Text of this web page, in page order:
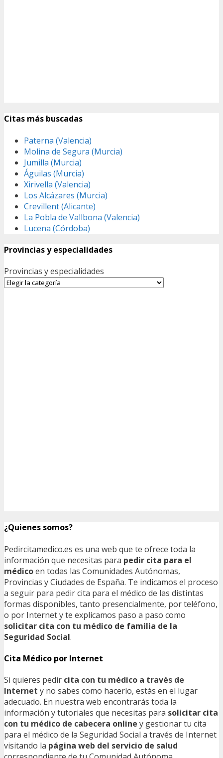
Citas más buscadas
Paterna (Valencia)
Molina de Segura (Murcia)
Jumilla (Murcia)
Águilas (Murcia)
Xirivella (Valencia)
Los Alcázares (Murcia)
Crevillent (Alicante)
La Pobla de Vallbona (Valencia)
Lucena (Córdoba)
Provincias y especialidades
Provincias y especialidades
¿Quienes somos?
Pedircitamedico.es es una web que te ofrece toda la
información que necesitas para pedir cita para el
médicoen todas las Comunidades Autónomas,
Provincias y Ciudades de España. Te indicamos el proceso
a seguir para pedir cita para el médico de las distintas
formas disponibles, tanto presencialmente, por teléfono,
o por Internet y te explicamos paso a paso como
solicitar cita con tu médico de familia de la
Seguridad Social.
Cita Médico por Internet
Si quieres pedir cita con tu médico a través de
Internet y no sabes como hacerlo, estás en el lugar
adecuado. En nuestra web encontrarás toda la
información y tutoriales que necesitas para solicitar cita
con tu médico de cabecera online y gestionar tu cita
para el médico de la Seguridad Social a través de Internet
visitando la página web del servicio de salud